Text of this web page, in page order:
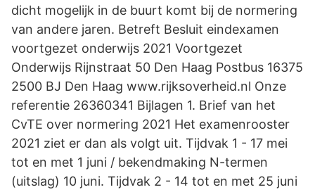
dicht mogelijk in de buurt komt bij de normering
van andere jaren. Betreft Besluit eindexamen
voortgezet onderwijs 2021 Voortgezet
Onderwijs Rijnstraat 50 Den Haag Postbus 16375
2500 BJ Den Haag www.rijksoverheid.nl Onze
referentie 26360341 Bijlagen 1. Brief van het
CvTE over normering 2021 Het examenrooster
2021 ziet er dan als volgt uit. Tijdvak 1 - 17 mei
tot en met 1 juni / bekendmaking N-termen
(uitslag) 10 juni. Tijdvak 2 - 14 tot en met 25 juni